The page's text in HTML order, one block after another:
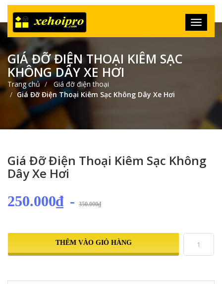
GIÁ ĐỠ ĐIỆN THOẠI KIÊM SẠC
KHÔNG DÂY XE HƠI
Trang chủ
Giá đỡ điện thoại
Giá Đỡ Điện Thoại Kiêm Sạc Không Dây Xe Hơi
Giá Đỡ Điện Thoại Kiêm Sạc Không
Dây Xe Hơi
250.000₫ - 350.000₫
THÊM VÀO GIỎ HÀNG